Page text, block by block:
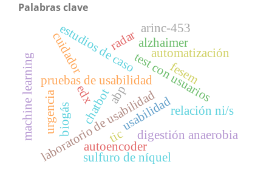
Palabras clave
laboratorio de usabilidad
pruebas de usabilidadtest con usuarios
usabilidad
digestión anaerobia
automatización
biogás
autoencoder
machine learning abp
estudios de caso
sulfuro de níquel
fesem
edx
relación ni/s
chatbot
alzhaimer
cuidador
urgencia
tic
radar
arinc-453